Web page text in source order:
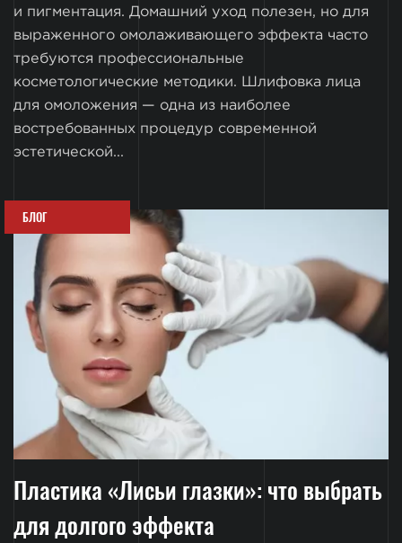
и пигментация. Домашний уход полезен, но для
выраженного омолаживающего эффекта часто
требуются профессиональные
косметологические методики. Шлифовка лица
для омоложения — одна из наиболее
востребованных процедур современной
эстетической...
БЛОГ
Пластика «Лисьи глазки»: что выбрать
для долгого эффекта